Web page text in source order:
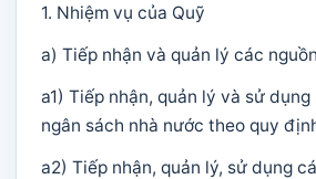
1. Nhiệm vụ của Quỹ
a) Tiếp nhận và quản lý các
a1) Tiếp nhận, quản lý và sử
ngân sách nhà nước theo quy
a2) Tiếp nhận, quản lý, sử dụng